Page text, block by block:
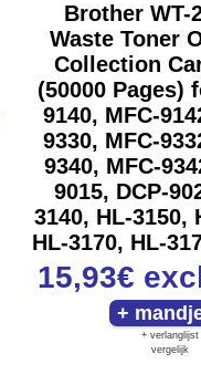
Brother WT-
Waste Toner
Collection
(50000 Pages)
9140, MFC-
9330, MFC-
9340, MFC-
9015, DCP-
3140, HL-3150,
HL-3170, HL-
15,93€
+ verlanglijst
vergelijk